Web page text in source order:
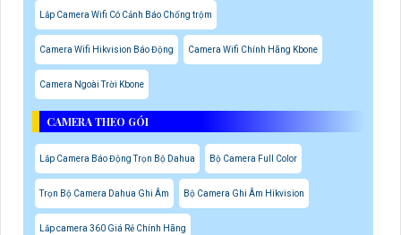
Lắp Camera Wifi Có Cảnh Báo Chống trộm
Camera Wifi Hikvision Báo Động Camera Wifi Chính Hãng Kbone
Camera Ngoài Trời Kbone
CAMERA THEO GÓI
Lắp Camera Báo Động Trọn Bộ Dahua Bộ Camera Full Color
Trọn Bộ Camera Dahua Ghi Âm Bộ Camera Ghi Âm Hikvision
Lắp camera 360 Giá Rẻ Chính Hãng